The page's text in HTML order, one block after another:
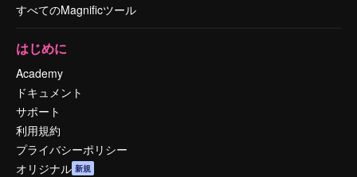
すべてのMagnificツール
はじめに
Academy
ドキュメント
サポート
利用規約
プライバシーポリシー
オリジナル 新規